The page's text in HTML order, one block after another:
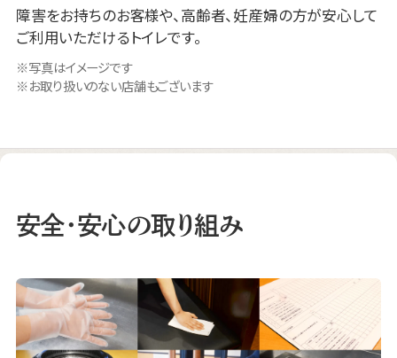
障害をお持ちのお客様や、高齢者、妊産婦の方が安心して
ご利用いただけるトイレです。
写真はイメージです
お取り扱いのない店舗もございます
安全・安心の取り組み